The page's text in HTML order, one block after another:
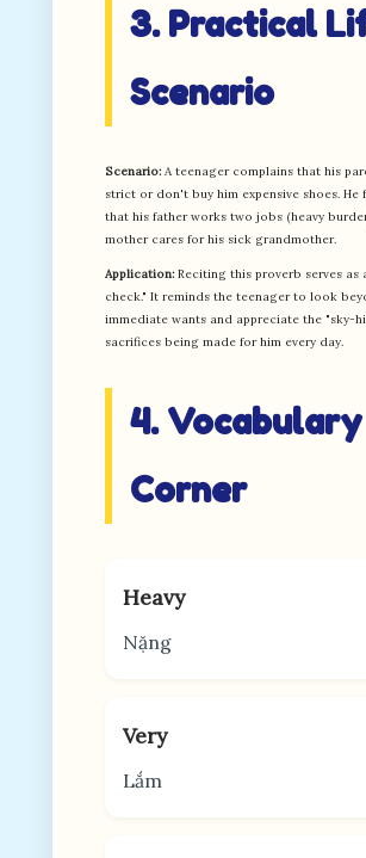
3. Practical
Scenario
Scenario: A teenager complains that his
strict or don't buy him expensive shoes. He
that his father works two jobs (heavy
mother cares for his sick grandmother.
Application: Reciting this proverb serves as
check." It reminds the teenager to look
immediate wants and appreciate the "sky-
sacrifices being made for him every day.
4. Vocabulary
Corner
Heavy
Nặng
Very
Lắm